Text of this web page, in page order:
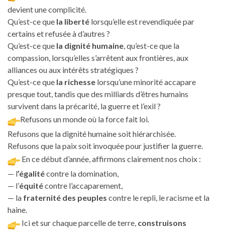
devient une complicité.
Qu’est-ce que la liberté lorsqu’elle est revendiquée par
certains et refusée à d’autres ?
Qu’est-ce que la dignité humaine, qu’est-ce que la
compassion, lorsqu’elles s’arrêtent aux frontières, aux
alliances ou aux intérêts stratégiques ?
Qu’est-ce que la richesse lorsqu’une minorité accapare
presque tout, tandis que des milliards d’êtres humains
survivent dans la précarité, la guerre et l’exil ?
Refusons un monde où la force fait loi.
Refusons que la dignité humaine soit hiérarchisée.
Refusons que la paix soit invoquée pour justifier la guerre.
En ce début d’année, affirmons clairement nos choix :
— l’égalitécontre la domination,
— l’équitécontre l’accaparement,
— la fraternité des peuples contre le repli, le racisme et la
haine.
Ici et sur chaque parcelle de terre, construisons